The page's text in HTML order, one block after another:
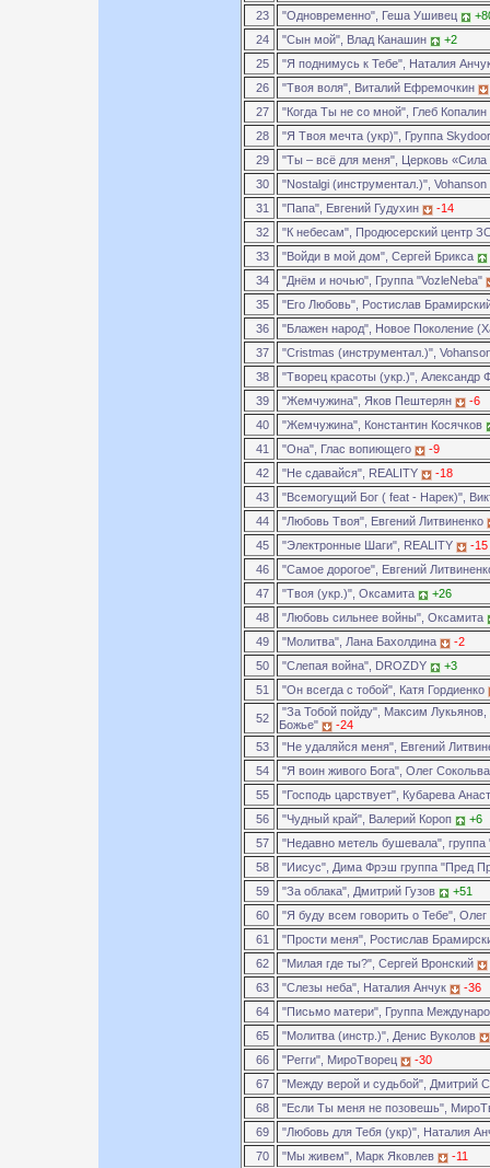
23
"Одновременно", Геша Ушивец
24
"Сын мой", Влад Канашин
+2
25
"Я поднимусь к Тебе", Наталия
26
"Твоя воля", Виталий Ефремочкин
27
"Когда Ты не со мной", Глеб Копалин
28
"Я Твоя мечта (укр)", Группа
29
"Ты – всё для меня", Церковь
30
"Nostalgi (инструментал.)", Vohanson
31
"Папа", Евгений Гудухин
-14
32
"К небесам", Продюсерский центр
33
"Войди в мой дом", Сергей Брикса
34
"Днём и ночью", Группа "VozleNeba"
35
"Его Любовь", Ростислав
36
"Блажен народ", Новое Поколение
37
"Cristmas (инструментал.)",
38
"Творец красоты (укр.)", Александр
39
"Жемчужина", Яков Пештерян
-6
40
"Жемчужина", Константин Косячков
41
"Она", Глас вопиющего
-9
42
"Не сдавайся", REALITY
-18
43
"Всемогущий Бог ( feat - Нарек)",
44
"Любовь Твоя", Евгений Литвиненко
45
"Электронные Шаги", REALITY
-15
46
"Самое дорогое", Евгений
47
"Твоя (укр.)", Оксамита
+26
48
"Любовь сильнее войны", Оксамита
49
"Молитва", Лана Бахолдина
-2
50
"Слепая война", DROZDY
+3
51
"Он всегда с тобой", Катя Гордиенко
52
"За Тобой пойду", Максим
Божье"
-24
53
"Не удаляйся меня", Евгений
54
"Я воин живого Бога", Олег
55
"Господь царствует", Кубарева
56
"Чудный край", Валерий Короп
+6
57
"Недавно метель бушевала",
58
"Иисус", Дима Фрэш группа "Пред
59
"За облака", Дмитрий Гузов
+51
60
"Я буду всем говорить о Тебе",
61
"Прости меня", Ростислав
62
"Милая где ты?", Сергей Вронский
63
"Слезы неба", Наталия Анчук
-36
64
"Письмо матери", Группа
65
"Молитва (инстр.)", Денис Вуколов
66
"Регги", МироТворец
-30
67
"Между верой и судьбой", Дмитрий
68
"Если Ты меня не позовешь",
69
"Любовь для Тебя (укр)", Наталия
70
"Мы живем", Марк Яковлев
-11